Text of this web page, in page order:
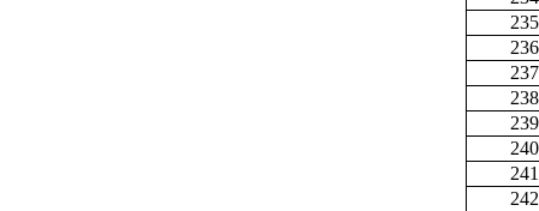
235
236
237
238
239
240
241
242